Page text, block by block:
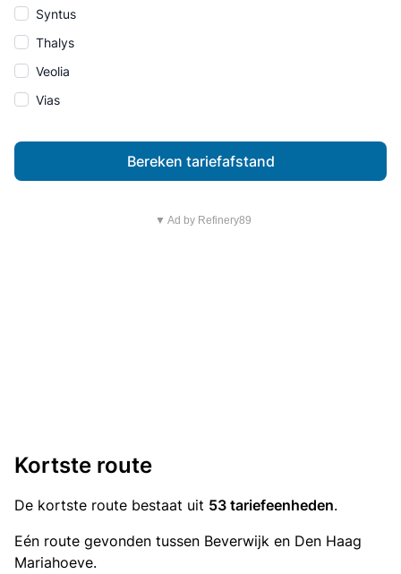
Syntus
Thalys
Veolia
Vias
Bereken tariefafstand
▼ Ad by Refinery89
Kortste route
De kortste route bestaat uit 53 tariefeenheden.
Eén route gevonden tussen Beverwijk en Den Haag
Mariahoeve.